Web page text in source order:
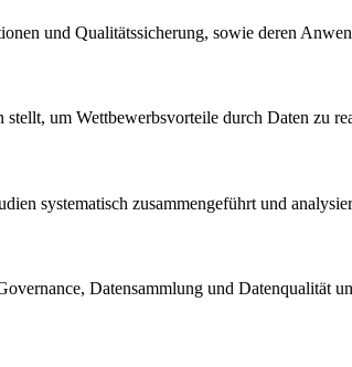
und Qualitätssicherung, sowie deren
um Wettbewerbsvorteile durch Daten zu
systematisch zusammengeführt und
Datensammlung und Datenqualität